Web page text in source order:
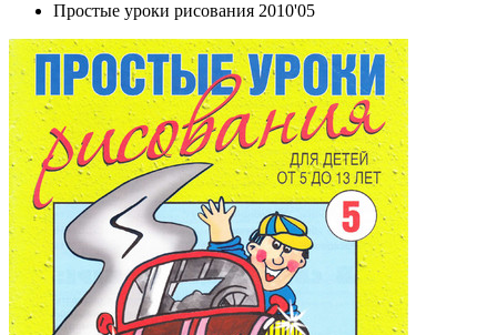
Простые уроки рисования 2010'05